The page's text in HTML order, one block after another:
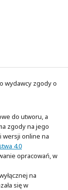
wydawcy zgody o
do utworu, a
zgody na jego
wersji online na
4.0
opracowań, w
na
się w